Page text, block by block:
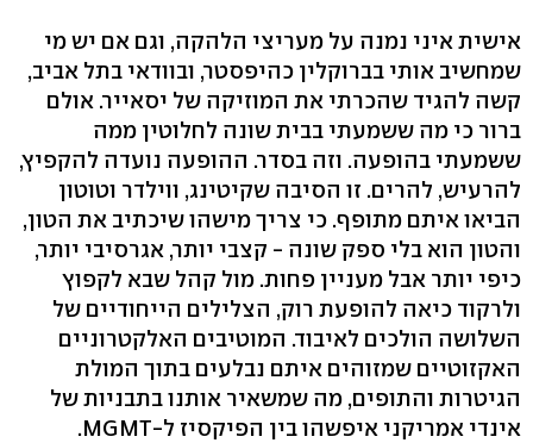
אישית איני נמנה על מעריצי הלהקה, וגם אם יש מי
שמחשיב אותי בברוקלין כהיפסטר, ובוודאי בתל אביב,
קשה להגיד שהכרתי את המוזיקה של יסאייר. אולם
ברור כי מה ששמעתי בבית שונה לחלוטין ממה
ששמעתי בהופעה. וזה בסדר. ההופעה נועדה להקפיץ,
להרעיש, להרים. זו הסיבה שקיטינג, ווילדר וטוטון
הביאו איתם מתופף. כי צריך מישהו שיכתיב את הטון,
והטון הוא בלי ספק שונה - קצבי יותר, אגרסיבי יותר,
כיפי יותר אבל מעניין פחות. מול קהל שבא לקפוץ
ולרקוד כיאה להופעת רוק, הצלילים הייחודיים של
השלושה הולכים לאיבוד. המוטיבים האלקטרוניים
האקזוטיים שמזוהים איתם נבלעים בתוך המולת
הגיטרות והתופים, מה שמשאיר אותנו בתבניות של
אינדי אמריקני איפשהו בין הפיקסיז ל-MGMT.